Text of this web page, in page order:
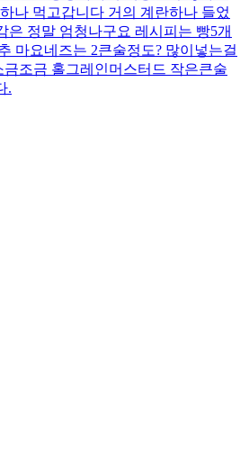
나 먹고갑니다 거의 계란하나 들었
은 정말 엄청나구요 레시피는 빵5개
마요네즈는 2큰술정도? 많이넣는걸
조금 홀그레인머스터드 작은큰술
.